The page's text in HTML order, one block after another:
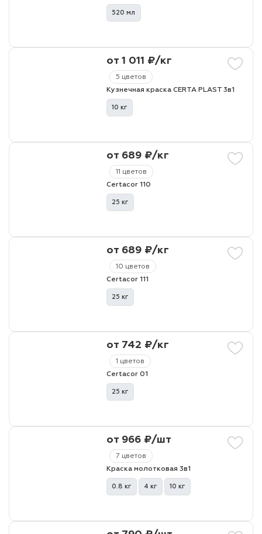
520 мл
5 цветов
от 1 011 ₽/кг
Кузнечная краска CERTA PLAST 3в1
10 кг
11 цветов
от 689 ₽/кг
Certacor 110
25 кг
10 цветов
от 689 ₽/кг
Certacor 111
25 кг
1 цветов
от 742 ₽/кг
Certacor 01
25 кг
7 цветов
от 966 ₽/шт
Краска молотковая 3в1
0.8 кг 4 кг 10 кг